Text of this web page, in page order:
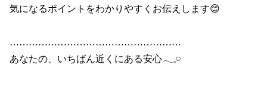
気になるポイントをわかりやすくお伝えします😊
………………………………………………
あなたの、いちばん近くにある安心𓂃𓈒𓏸